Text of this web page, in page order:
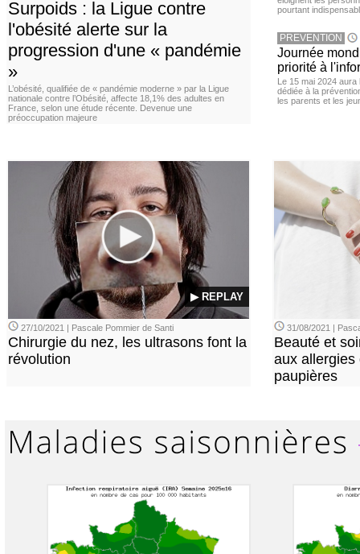
Surpoids : la Ligue contre
l'obésité alerte sur la
progression d'une « pandémie
»
L’obésité, qualifiée de « pandémie moderne » par la Ligue
nationale contre l’Obésité, affecte 18,1% des adultes en
France, selon une étude récente. Devenue une
préoccupation majeure
pourtant
PREVENTION
Journée
priorité à
Le 15 mai 2024 aura
dédiée à la
les parents et les
▶ REPLAY
27/10/2021 | Pascale Pommier de Santi
Chirurgie du nez, les ultrasons font la
révolution
31/08/2021 |
Beauté et
aux allergies
paupières